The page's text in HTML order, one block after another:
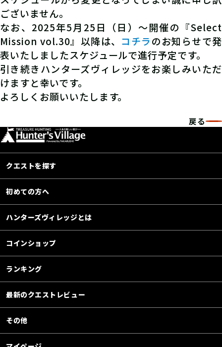
ございません。
なお、2025年5月25日（日）～開催の『Select
Mission vol.30』以降は、 コチラのお知らせで発
表いたしましたスケジュールで進行予定です。
引き続きハンターズヴィレッジをお楽しみいただ
けますと幸いです。
よろしくお願いいたします。
戻る
クエストを探す
初めての方へ
ハンターズヴィレッジとは
コインショップ
ランキング
最新のクエストレビュー
その他